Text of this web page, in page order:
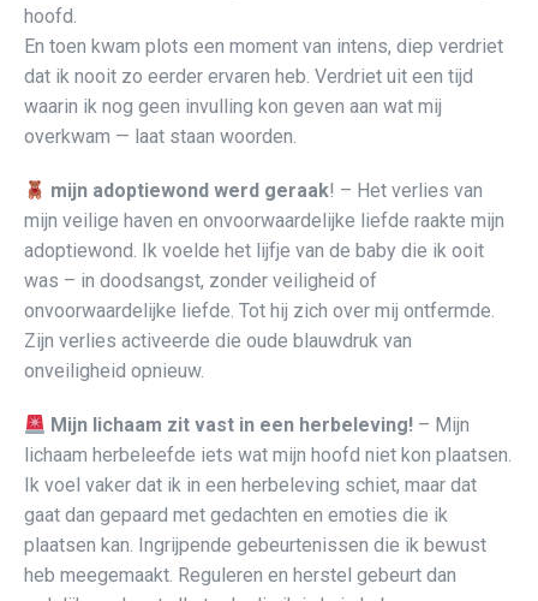
hoofd.
En toen kwam plots een moment van intens, diep verdriet
dat ik nooit zo eerder ervaren heb. Verdriet uit een tijd
waarin ik nog geen invulling kon geven aan wat mij
overkwam — laat staan woorden.
mijn adoptiewond werd geraak! – Het verlies van
mijn veilige haven en onvoorwaardelijke liefde raakte mijn
adoptiewond. Ik voelde het lijfje van de baby die ik ooit
was – in doodsangst, zonder veiligheid of
onvoorwaardelijke liefde. Tot hij zich over mij ontfermde.
Zijn verlies activeerde die oude blauwdruk van
onveiligheid opnieuw.
Mijn lichaam zit vast in een herbeleving! – Mijn
lichaam herbeleefde iets wat mijn hoofd niet kon plaatsen.
Ik voel vaker dat ik in een herbeleving schiet, maar dat
gaat dan gepaard met gedachten en emoties die ik
plaatsen kan. Ingrijpende gebeurtenissen die ik bewust
heb meegemaakt. Reguleren en herstel gebeurt dan